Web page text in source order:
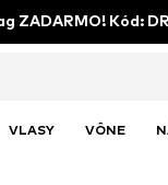
ZADARMO! Kód:
VLASY VÔNE